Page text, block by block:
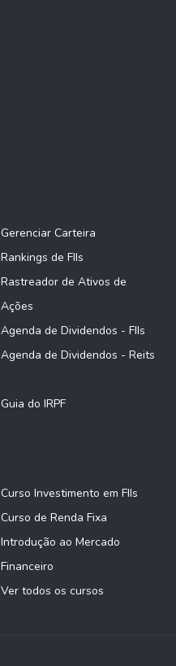
Gerenciar Carteira
Rankings de FIIs
Rastreador de Ativos de
Ações
Agenda de Dividendos - FIIs
Agenda de Dividendos - Reits
Guia do IRPF
Curso Investimento em FIIs
Curso de Renda Fixa
Introdução ao Mercado
Financeiro
Ver todos os cursos